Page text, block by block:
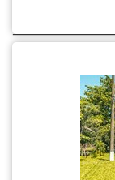
Elas são
alguns dos
Residências;
Clubes;